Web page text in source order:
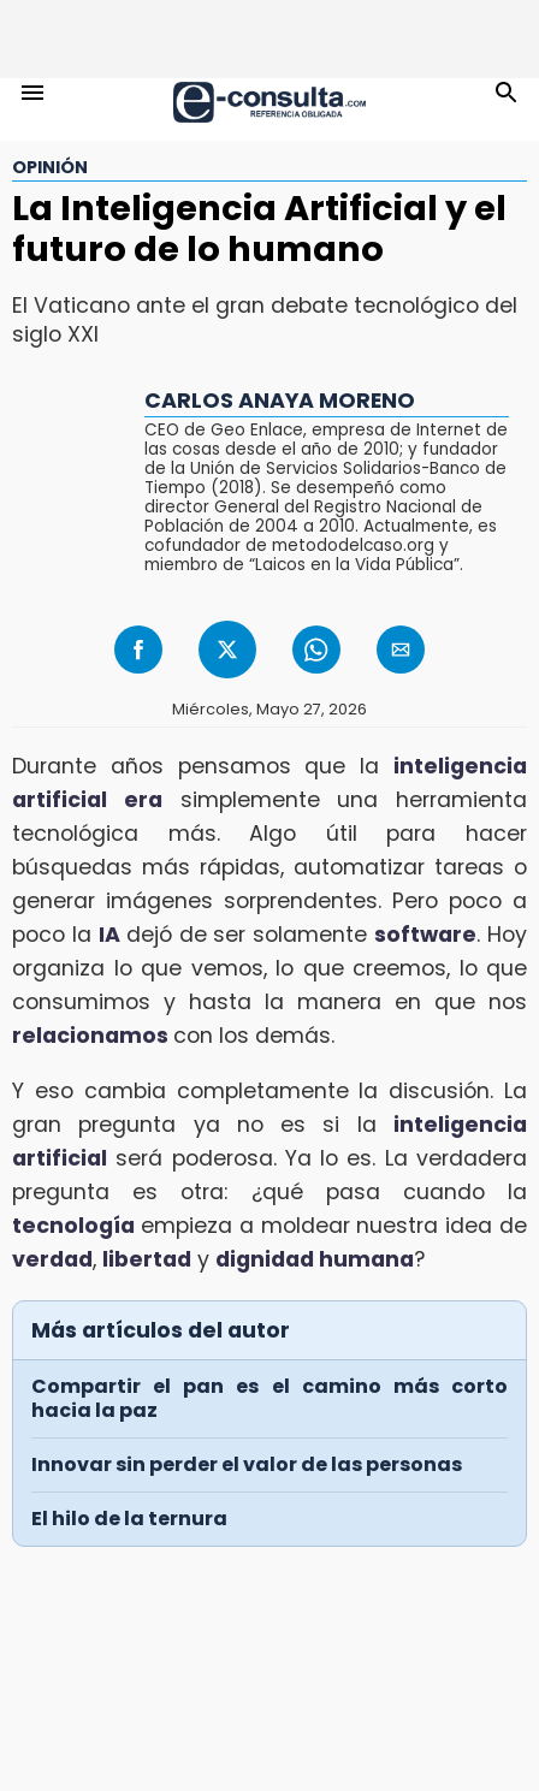
OPINIÓN
La Inteligencia Artificial y el
futuro de lo humano
El Vaticano ante el gran debate tecnológico del
siglo XXI
CARLOS ANAYA MORENO
CEO de Geo Enlace, empresa de Internet de
las cosas desde el año de 2010; y fundador
de la Unión de Servicios Solidarios-Banco de
Tiempo (2018). Se desempeñó como
director General del Registro Nacional de
Población de 2004 a 2010. Actualmente, es
cofundador de metododelcaso.org y
miembro de “Laicos en la Vida Pública”.
Miércoles, Mayo 27, 2026
Durante años pensamos que la inteligencia
artificial era simplemente una herramienta
tecnológica más. Algo útil para hacer
búsquedas más rápidas, automatizar tareas o
generar imágenes sorprendentes. Pero poco a
poco la IA dejó de ser solamentesoftware. Hoy
organiza lo que vemos, lo que creemos, lo que
consumimos y hasta la manera en que nos
relacionamos con los demás.
Y eso cambia completamente la discusión. La
gran pregunta ya no es si la inteligencia
artificial será poderosa. Ya lo es. La verdadera
pregunta es otra: ¿qué pasa cuando la
tecnología empieza a moldear nuestra idea de
verdad, libertad y dignidad humana?
Más artículos del autor
Compartir el pan es el camino más corto
hacia la paz
Innovar sin perder el valor de las personas
El hilo de la ternura